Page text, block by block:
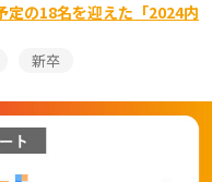
定の18名を迎えた「2024内
新卒